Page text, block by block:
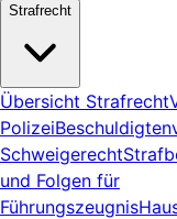
Strafrecht
Übersicht Strafrecht
Polizei
Schweigerecht
und Folgen für
Führungszeugnis